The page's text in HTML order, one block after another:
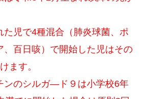
た児で4種混合（肺炎球菌、ポ
、百日咳）で開始した児はその
ます。
ンのシルガ―ド９は小学校6年